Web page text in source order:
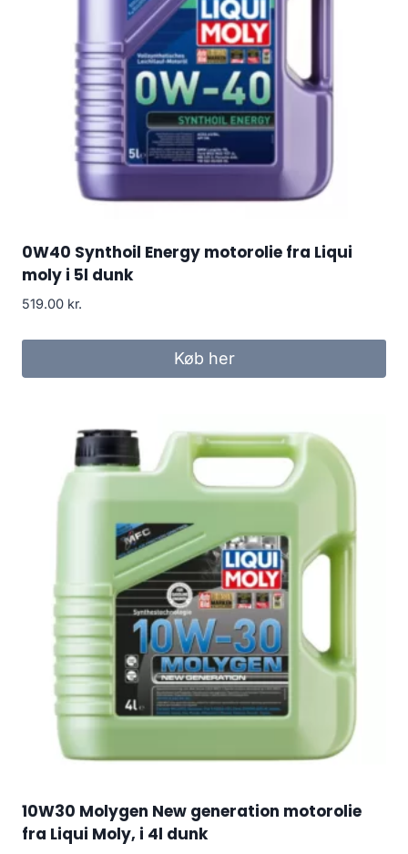
0W40 Synthoil Energy motorolie fra Liqui
moly i 5l dunk
519.00 kr.
Køb her
10W30 Molygen New generation motorolie
fra Liqui Moly, i 4l dunk